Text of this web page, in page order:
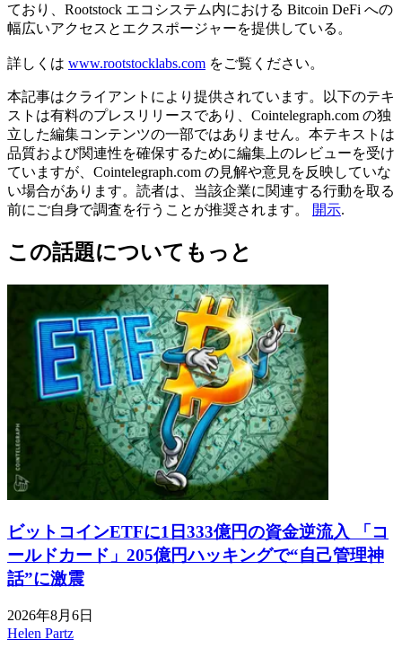
ており、Rootstock エコシステム内における Bitcoin DeFi への
幅広いアクセスとエクスポージャーを提供している。
詳しくは www.rootstocklabs.com をご覧ください。
本記事はクライアントにより提供されています。以下のテキ
ストは有料のプレスリリースであり、Cointelegraph.com の独
立した編集コンテンツの一部ではありません。本テキストは
品質および関連性を確保するために編集上のレビューを受け
ていますが、Cointelegraph.com の見解や意見を反映していな
い場合があります。読者は、当該企業に関連する行動を取る
前にご自身で調査を行うことが推奨されます。
開示.
この話題についてもっと
ビットコインETFに1日333億円の資金逆流入 「コ
ールドカード」205億円ハッキングで“自己管理神
話”に激震
2026年8月6日
Helen Partz